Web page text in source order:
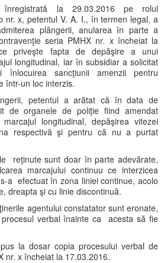
înregistrată la 29.03.2016 pe rolul
nr. x, petentul V. A. I., în termen legal, a
plângerii, anularea în parte a
seria PMHX nr. x încheiat la
priveşte fapta de depăşire a unui
longitudinal, iar în subsidiar a solicitat
înlocuirea sancţiunii amenzii pentru
într-un loc interzis.
petentul a arătat că în data de
de organele de poliţie fiind amendat
longitudinal, depăşirea vitezei
respectivă şi pentru că nu a purtat
reţinute sunt doar în parte adevărate,
marcajului continuu ce interzicea
a efectuat în zona liniei continue, acolo
dreapta şi cu linie discontinuă.
agentului constatator sunt eronate,
verbal înainte ca acesta să fie
la dosar copia procesului verbal de
nr. x încheiat la 17.03.2016.